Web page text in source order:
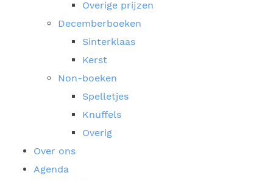
Overige prijzen
Decemberboeken
Sinterklaas
Kerst
Non-boeken
Spelletjes
Knuffels
Overig
Over ons
Agenda